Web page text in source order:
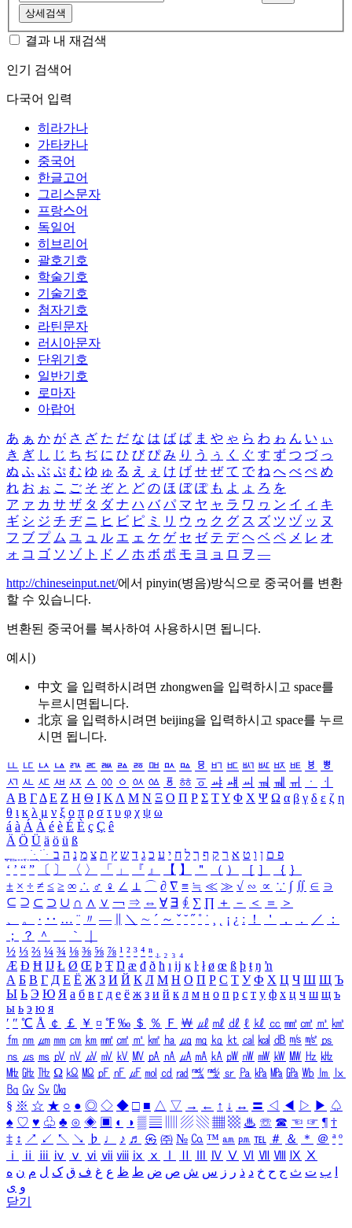
상세검색
결과 내 재검색
인기 검색어
다국어 입력
히라가나
가타카나
중국어
한글고어
그리스문자
프랑스어
독일어
히브리어
괄호기호
학술기호
기술기호
첨자기호
라틴문자
러시아문자
단위기호
일반기호
로마자
아랍어
あ ぁ か が さ ざ た だ な は ば ぱ ま や ゃ ら わ ゎ ん い ぃ
き ぎ し じ ち ぢ に ひ び ぴ み り う ぅ く ぐ す ず つ づ っ
ぬ ふ ぶ ぷ む ゆ ゅ る え ぇ け げ せ ぜ て で ね へ べ ぺ め
れ お ぉ こ ご そ ぞ と ど の ほ ぼ ぽ も よ ょ ろ を
ア ァ カ サ ザ タ ダ ナ ハ バ パ マ ヤ ャ ラ ワ ヮ ン イ ィ キ
ギ シ ジ チ ヂ ニ ヒ ビ ピ ミ リ ウ ゥ ク グ ス ズ ツ ヅ ッ ヌ
フ ブ プ ム ユ ュ ル エ ェ ケ ゲ セ ゼ テ デ ヘ ベ ペ メ レ オ
ォ コ ゴ ソ ゾ ト ド ノ ホ ボ ポ モ ヨ ョ ロ ヲ ―
http://chineseinput.net/에서 pinyin(병음)방식으로 중국어를 변환
할 수 있습니다.
변환된 중국어를 복사하여 사용하시면 됩니다.
예시)
中文 을 입력하시려면 zhongwen을 입력하시고 space를
누르시면됩니다.
北京 을 입력하시려면 beijing을 입력하시고 space를 누르
시면 됩니다.
ㅥ ㅦ ㅧ ㅨ ㅩ ㅪ ㅫ ㅬ ㅭ ㅮ ㅯ ㅰ ㅱ ㅲ ㅳ ㅴ ㅵ ㅶ ㅷ ㅸ
ㅹ
ㅺ ㅻ ㅼ ㅽ ㅾ ㅿ ㆀ ㆁ ㆂ ㆃ ㆄ ㆅ ㆆ ㆇ ㆈ ㆉ ㆊ ㆋ ㆌ ㆍ
ㆎ
Α Β ΓΔ Ε Ζ Η Θ Ι ΚΛ Μ Ν Ξ Ο Π Ρ Σ ΤΥ Φ Χ Ψ Ω α β γ δ ε ζ η
θ ι κ λ μ ν ξ ο π ρ σ τ υ φ χ ψ ω
á à Á À é è É È ç Ç ê
Ä Ö Ü ä ö ü ß
ִֶֹ ֻּ ׁׂ פ ם ן ו ט א ר ק ף ך ל ח י ע כ ג ד ש ץ ת צ מ נ ה ב
‘ ’ “ ” 〔 〕 〈 〉 「 」 『 』 【 】 ＂ （ ） ［ ］ ｛ ｝
± × ÷ ≠ ≤ ≥ ∞ ∴ ♂ ♀ ∠ ⊥ ⌒ ∂ ∇ ≡ ≒ ≪ ≫ √ ∽ ∝ ∵ ∫ ∬ ∈ ∋
⊆ ⊇ ⊂ ⊃ ∪ ∩ ∧ ∨ ￢ ⇒ ⇔ ∀ ∃ ∮ ∑ ∏ ＋ － ＜ ＝
＞
、
。 · ‥ … ¨ 〃 ― ＼ ∼ ´ ～ ˇ ˘ ˝ ˚ ˙ ¸ ¡ ¿ ː ！ ＇ ， ． ／
：
；
？ ＾ ｀
½ ⅓ ⅔ ¼ ¾ ⅛ ⅜ ⅝ ⅞ ¹ ² ³ ⁴ ⁿ ₁ ₂ ₃ ₄
Æ Ð Ħ Ĳ Ł Ø Œ Þ Ŧ Ŋ æ đ ð ħ ı ĳ ĸ ŀ ł ø œ ß þ ŧ ŋ ŉ
А Б В Г Д Е Ё Ж З И Й К Л М Н О П Р С Т У Ф Х Ц Ч Ш Щ Ъ
Ы Ь Э Ю Я а б в г д е ё ж з и й к л м н о п р с т у ф х ц ч ш щ ъ
ы ь э ю я
′ ″ ℃ Å ￠ ￡ ￥ ¤ ℉ ‰ ＄ ％ Ｆ ￦ ㎕ ㎖ ㎗ ℓ ㎘ ㏄ ㎣ ㎤ ㎥ ㎦
㎙ ㎚ ㎛ ㎜ ㎝ ㎞ ㎟ ㎠ ㎡ ㎢ ㏊ ㎍ ㎎ ㎏ ㏏ ㎈ ㎉ ㏈ ㎧ ㎨ ㎰
㎱ ㎲ ㎳ ㎴ ㎵ ㎶ ㎷ ㎸ ㎹ ㎀ ㎁ ㎂ ㎃ ㎄ ㎺ ㎻ ㎽ ㎾ ㎿ ㎐ ㎑
㎒ ㎓ ㎔ Ω ㏀ ㏁ ㎊ ㎋ ㎌ ㏖ ㏅ ㎭ ㎮ ㎯ ㏛ ㎩ ㎪ ㎫ ㎬ ㏝ ㏐
㏓
㏃ ㏉ ㏜ ㏆
§ ※ ☆ ★ ○ ● ◎ ◇ ◆ □ ■ △ ▽ → ← ↑ ↓ ↔ 〓 ◁ ◀ ▷ ▶ ♤
♠ ♡ ♥ ♧ ♣ ⊙ ◈ ▣ ◐ ◑ ▒ ▤ ▨ ▧ ▦ ▩ ♨ ☏ ☎ ☜ ☞ ¶ †
‡ ↕ ↗ ↙ ↖ ↘ ♭ ♩ ♪ ♬ ㉿ ㈜ № ㏇ ™ ㏂ ㏘ ℡ ＃ ＆ ＊ ＠ ª º
ⅰ
ⅱ ⅲ ⅳ ⅴ ⅵ ⅶ ⅷ ⅸ ⅹ Ⅳ Ⅴ Ⅵ Ⅶ Ⅷ Ⅸ Ⅹ
ب ت ث ج ح خ د ذ ر ز س ش ص ض ط ظ ع غ ف ق ک ل م ن ه
و ی
닫기